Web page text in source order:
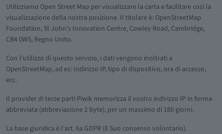
Utilizziamo Open Street Map per visualizzare la carta e facilitare così la
visualizzazione della nostra posizione. Il titolare è: OpenStreetMap
Foundation, St John's Innovation Centre, Cowley Road, Cambridge,
CB4 0WS, Regno Unito.
Con l'utilizzo di questo servizio, i dati vengono inoltrati a
OpenStreetMap, ad es: Indirizzo IP, tipo di dispositivo, ora di accesso,
ecc.
Il provider di terze parti Piwik memorizza il vostro indirizzo IP in forma
abbreviata (abbreviazione 2 byte), per un massimo di 180 giorni.
La base giuridica è l'art. 6a GDPR (il Suo consenso volontario).